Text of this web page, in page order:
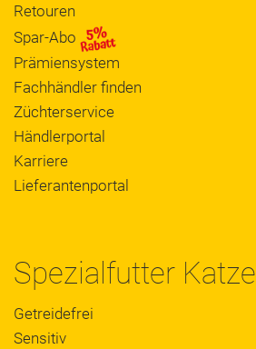
Retouren
Spar-Abo
Prämiensystem
Fachhändler finden
Züchterservice
Händlerportal
Karriere
Lieferantenportal
Spezialfutter Katze
Getreidefrei
Sensitiv